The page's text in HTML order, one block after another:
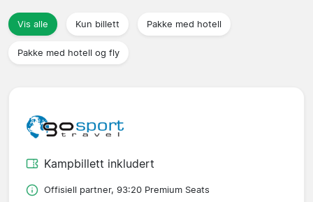
Reisebyråer
Vis alle Kun billett Pakke med hotell
Pakke med hotell og fly
Kampbillett inkludert
Offisiell partner, 93:20 Premium Seats